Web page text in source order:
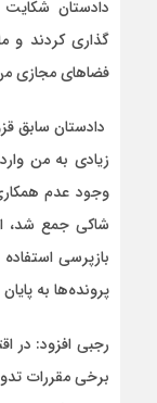
دادستان
فضاهای مجازی
دادستان سابق
زیادی به من
شاکی جمع شد،
بازپرسی
پرونده‌ها به
رجبی افزود: در
برخی مقررات